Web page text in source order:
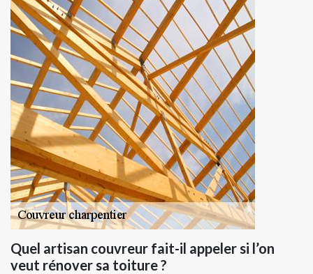
Quel artisan couvreur fait-il appeler si l’on
veut rénover sa toiture ?